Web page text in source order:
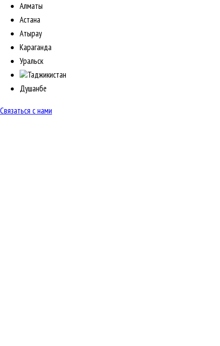
Алматы
Астана
Атырау
Караганда
Уральск
Таджикистан
Душанбе
Связаться с нами